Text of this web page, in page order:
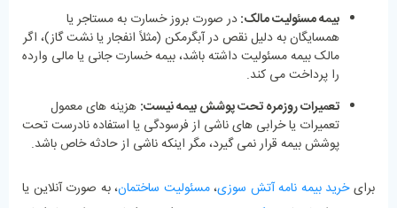
بیمه مسئولیت مالک:در صورت بروز خسارت به مستاجر یا
همسایگان به دلیل نقص در آبگرمکن (مثلاً انفجار یا نشت گاز)، اگر
مالک بیمه مسئولیت داشته باشد، بیمه خسارت جانی یا مالی وارده
را پرداخت می کند.
تعمیرات روزمره تحت پوشش بیمه نیست: هزینه‌ های معمول
تعمیرات یا خرابی‌ های ناشی از فرسودگی یا استفاده نادرست تحت
پوشش بیمه قرار نمی‌ گیرد، مگر اینکه ناشی از حادثه خاص باشد.
برایخرید بیمه ‌نامه آتش‌ سوزی،مسئولیت ساختمان، به ‌صورت آنلاین یا